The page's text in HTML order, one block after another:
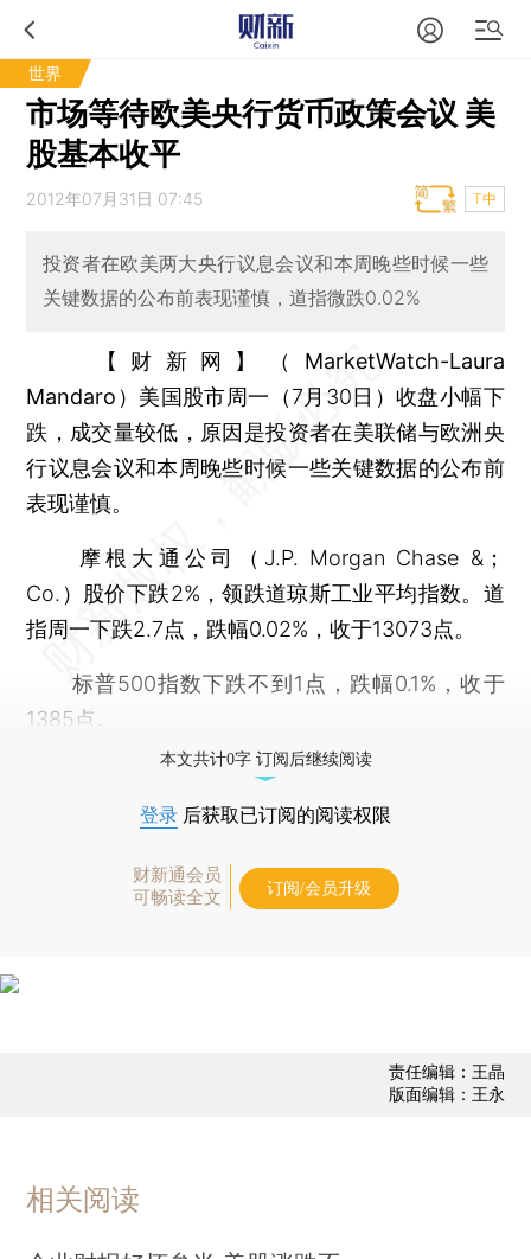
世界
市场等待欧美央行货币政策会议 美
股基本收平
2012年07月31日 07:45 T中
投资者在欧美两大央行议息会议和本周晚些时候一些
关键数据的公布前表现谨慎，道指微跌0.02%
【财新网】（MarketWatch-Laura
Mandaro） 美国股市周一（7月30日）收盘小幅下
跌，成交量较低，原因是投资者在美联储与欧洲央
行议息会议和本周晚些时候一些关键数据的公布前
表现谨慎。
摩根大通公司（J.P. Morgan Chase &；
Co.）股价下跌2%，领跌道琼斯工业平均指数。道
指周一下跌2.7点，跌幅0.02%，收于13073点。
标普500指数下跌不到1点，跌幅0.1%，收于
1385点。
本文共计0字 订阅后继续阅读
登录 后获取已订阅的阅读权限
财新通会员
可畅读全文
订阅/会员升级
责任编辑：王晶
版面编辑：王永
相关阅读